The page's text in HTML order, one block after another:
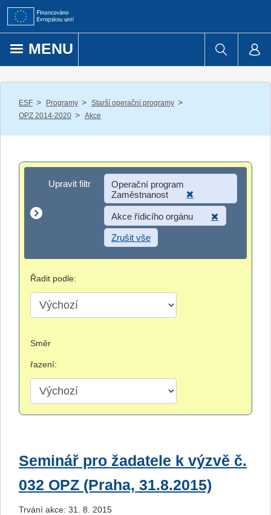
Přejít k obsahu
MENU
ESF / Programy / Starší operační programy /
OPZ 2014-2020 / Akce
Upravit filtr
Upravit filtr
Operační program
Zaměstnanost
Akce řídicího orgánu
Zrušit vše
Řadit podle:
Směr
řazení:
Seminář pro žadatele k výzvě č.
032 OPZ (Praha, 31.8.2015)
Trvání akce: 31. 8. 2015